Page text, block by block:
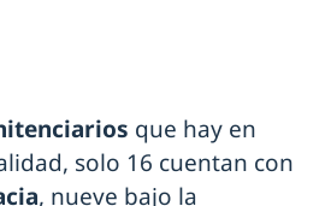
que hay en
solo 16 cuentan con
, nueve bajo la